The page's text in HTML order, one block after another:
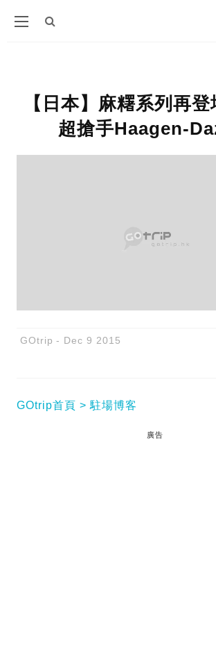
【日本】麻糬系列再登
超搶手Haagen-
GOtrip Dec 9 2015
GOtrip首頁 駐場博客
廣告